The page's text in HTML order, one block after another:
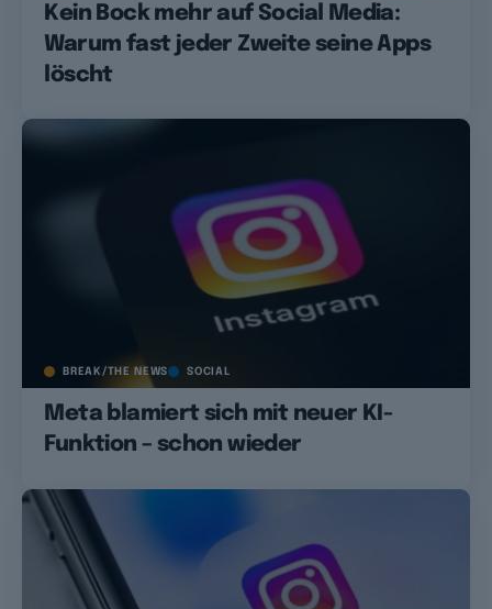
Kein Bock mehr auf Social Media:
Warum fast jeder Zweite seine Apps
löscht
BREAK/THE NEWS SOCIAL
Meta blamiert sich mit neuer KI-
Funktion – schon wieder